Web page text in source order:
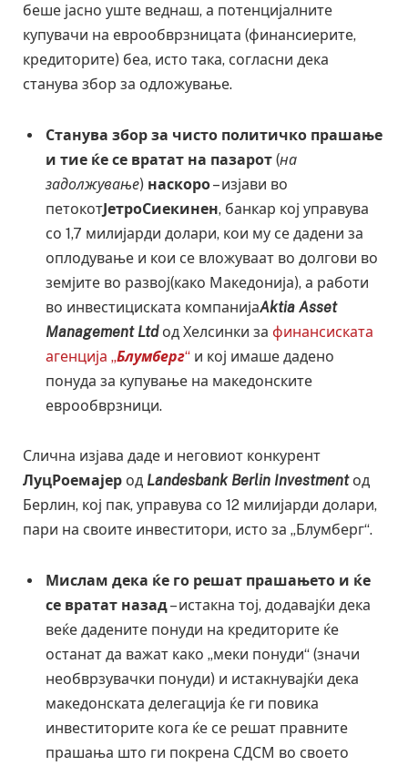
беше јасно уште веднаш, а потенцијалните
купувачи на еврообврзницата (финансиерите,
кредиторите) беа, исто така, согласни дека
станува збор за одложување.
Станува збор за чисто политичко прашање
и тие ќе се вратат на пазарот (на
задолжување) наскоро– изјави во
петокотЈетроСиекинен, банкар кој управува
со 1,7 милијарди долари, кои му се дадени за
оплодување и кои се вложуваат во долгови во
земјите во развој(како Македонија), а работи
во инвестициската компанијаAktia Asset
Management Ltdод Хелсинки за финансиската
агенција „Блумберг“ и кој имаше дадено
понуда за купување на македонските
еврообврзници.
Слична изјава даде и неговиот конкурент
ЛуцРоемајер од Landesbank Berlin Investmentод
Берлин, кој пак, управува со 12 милијарди долари,
пари на своите инвеститори, исто за „Блумберг“.
Мислам дека ќе го решат прашањето и ќе
се вратат назад– истакна тој, додавајќи дека
веќе дадените понуди на кредиторите ќе
останат да важат како „меки понуди“ (значи
необврзувачки понуди) и истакнувајќи дека
македонската делегација ќе ги повика
инвеститорите кога ќе се решат правните
прашања што ги покрена СДСМ во своето